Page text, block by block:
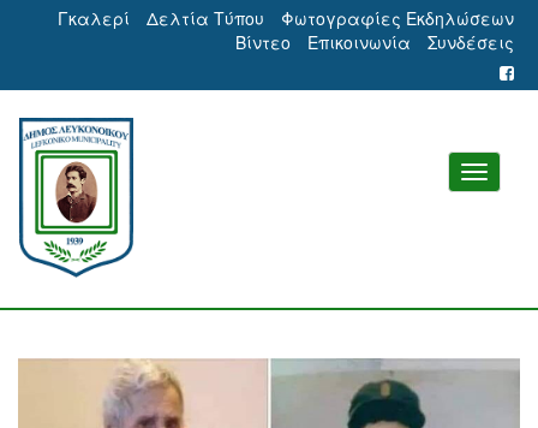
Γκαλερί Δελτία Τύπου
Φωτογραφίες Εκδηλώσεων
Βίντεο
Επικοινωνία Συνδέσεις